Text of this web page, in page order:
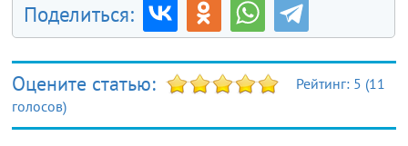
Поделиться:
Оцените статью: Рейтинг: 5 (11
голосов)